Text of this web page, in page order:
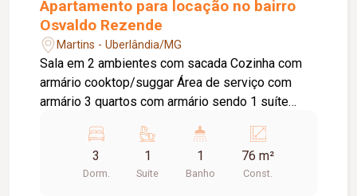
Apartamento para locação no bairro
Osvaldo Rezende
Martins - Uberlândia/MG
Sala em 2 ambientes com sacada Cozinha com
armário cooktop/suggar Área de serviço com
armário 3 quartos com armário sendo 1 suíte
banheiro com box vidro e armário sob pia
Elevador 1 vaga de estacionamento Portaria 12
horas Salão de festa Condomínio aprox.
3
Dorm.
1
Suite
1
Banho
76 m²
Const.